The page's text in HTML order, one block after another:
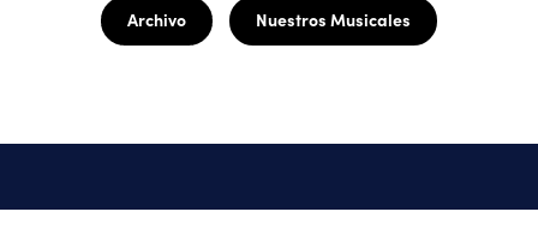
Archivo Nuestros Musicales